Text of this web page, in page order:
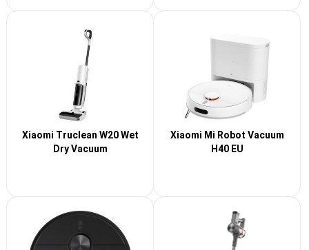
Xiaomi Truclean W20 Wet
Dry Vacuum
Xiaomi Mi Robot Vacuum
H40 EU